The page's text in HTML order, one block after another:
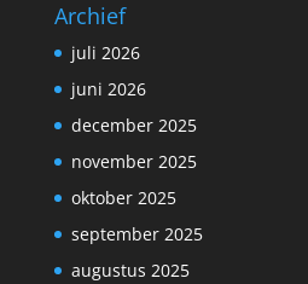
Archief
juli 2026
juni 2026
december 2025
november 2025
oktober 2025
september 2025
augustus 2025